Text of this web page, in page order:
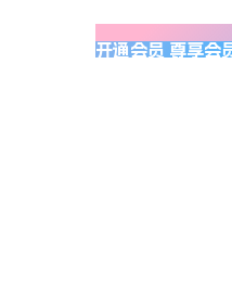
开通会员 尊享会